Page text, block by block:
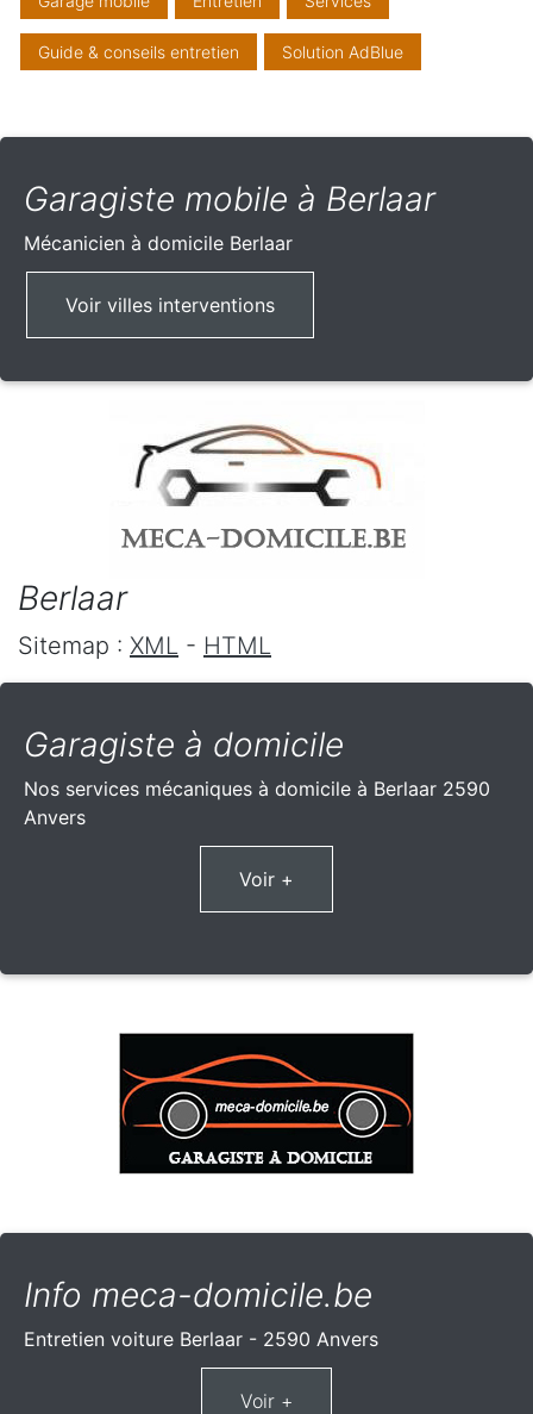
Guide & conseils entretien Solution AdBlue
Garagiste mobile à Berlaar
Mécanicien à domicile Berlaar
Voir villes interventions
Berlaar
Sitemap : XML - HTML
Garagiste à domicile
Nos services mécaniques à domicile à Berlaar 2590
Anvers
Voir +
Info meca-domicile.be
Entretien voiture Berlaar - 2590 Anvers